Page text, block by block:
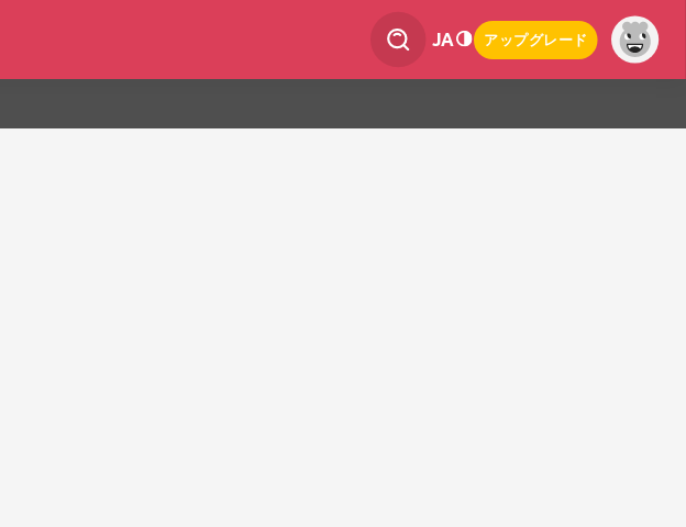
JA アップグレード